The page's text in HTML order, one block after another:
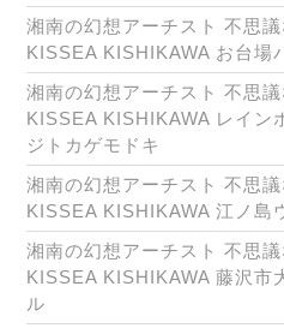
湘南の幻想アーチスト 不思
KISSEA KISHIKAWA お台場
湘南の幻想アーチスト 不思
KISSEA KISHIKAWA レイン
ジトカゲモドキ
湘南の幻想アーチスト 不思
KISSEA KISHIKAWA 江ノ島
湘南の幻想アーチスト 不思
KISSEA KISHIKAWA 藤沢市
ル